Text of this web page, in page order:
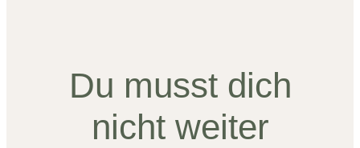
Du musst dich
nicht weiter